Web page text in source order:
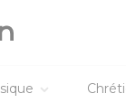
Alors vous
de tout cela pour
méritaient. Tu